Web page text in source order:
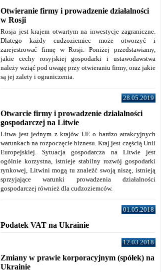
Otwieranie firmy i prowadzenie działalności
w Rosji
Rosja jest krajem otwartym na inwestycje zagraniczne.
Dlatego każdy cudzoziemiec może otworzyć i
zarejestrować firmę w Rosji. Poniżej przedstawiamy,
jakie cechy rosyjskiej gospodarki i ustawodawstwa
należy wziąć pod uwagę przy otwieraniu firmy, oraz jakie
są jej zalety i ograniczenia.
28.05.2019
Otwarcie firmy i prowadzenie działalności
gospodarczej na Litwie
Litwa jest jednym z krajów UE o bardzo atrakcyjnych
warunkach na rozpoczęcie biznesu. Kraj jest częścią Unii
Europejskiej. Sytuacja gospodarcza na Litwie jest
ogólnie korzystna, istnieje stabilny rozwój gospodarki
rynkowej, Litwini mogą tu znaleźć swoją niszę, istnieją
sprzyjające warunki prowadzenia działalności
gospodarczej również dla cudzoziemców.
01.05.2018
Podatek VAT na Ukrainie
12.03.2018
Zmiany w prawie korporacyjnym (spółek) na
Ukrainie